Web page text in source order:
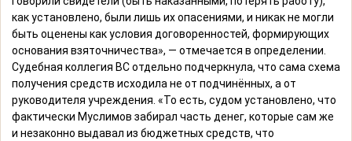
как установлено, были лишь их опасениями, и никак не могли
быть оценены как условия договоренностей, формирующих
основания взяточничества», — отмечается в определении.
Судебная коллегия ВС отдельно подчеркнула, что сама схема
получения средств исходила не от подчинённых, а от
руководителя учреждения. «То есть, судом установлено, что
фактически Муслимов забирал часть денег, которые сам же
и незаконно выдавал из бюджетных средств, что